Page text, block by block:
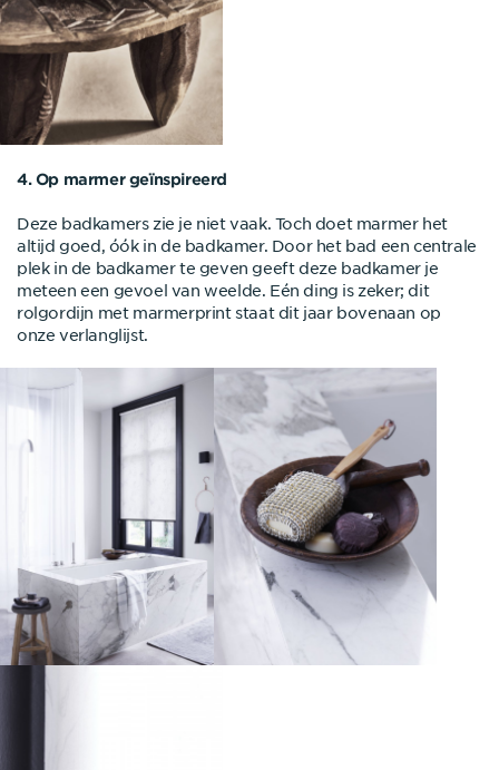
4. Op marmer geïnspireerd
Deze badkamers zie je niet vaak. Toch doet marmer het
altijd goed, óók in de badkamer. Door het bad een centrale
plek in de badkamer te geven geeft deze badkamer je
meteen een gevoel van weelde. Eén ding is zeker; dit
rolgordijn met marmerprint staat dit jaar bovenaan op
onze verlanglijst.